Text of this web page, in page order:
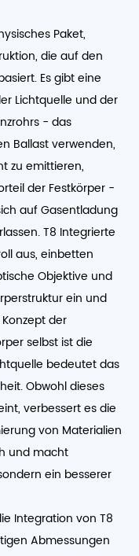
Paket,
die auf den
Es gibt eine
Lichtquelle und der
- das
Ballast verwenden,
zu emittieren,
der Festkörper -
auf Gasentladung
T8 Integrierte
aus, einbetten
Objektive und
ein und
der
selbst ist die
bedeutet das
Obwohl dieses
verbessert es die
von Materialien
und macht
ein besserer
Integration von T8
Abmessungen